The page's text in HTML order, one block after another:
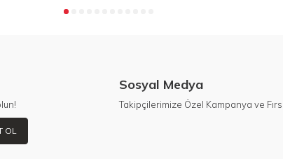
OL
Sosyal Medya
Takipçilerimize Özel Kampanya ve